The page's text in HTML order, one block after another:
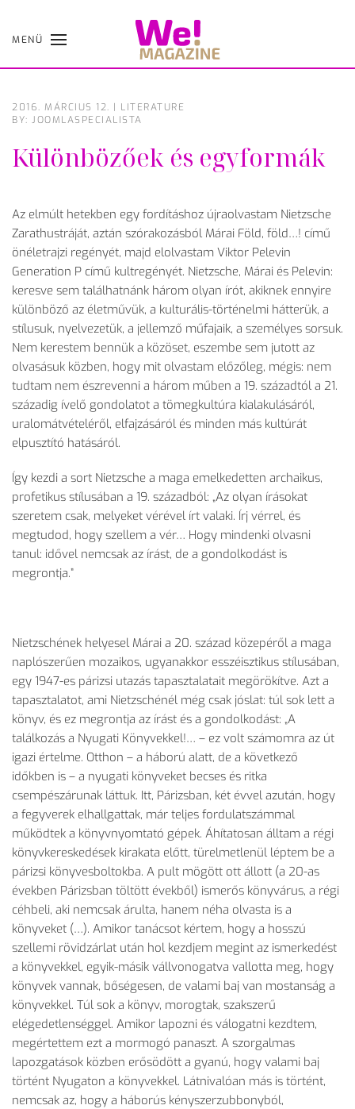
Skip
MENÜ
2016. MÁRCIUS 12. | LITERATURE
BY: JOOMLASPECIALISTA
Különbözőek és egyformák
Az elmúlt hetekben egy fordításhoz újraolvastam Nietzsche
Zarathustráját, aztán szórakozásból Márai Föld, föld…! című
önéletrajzi regényét, majd elolvastam Viktor Pelevin
Generation P című kultregényét. Nietzsche, Márai és Pelevin:
keresve sem találhatnánk három olyan írót, akiknek ennyire
különböző az életművük, a kulturális-történelmi hátterük, a
stílusuk, nyelvezetük, a jellemző műfajaik, a személyes sorsuk.
Nem kerestem bennük a közöset, eszembe sem jutott az
olvasásuk közben, hogy mit olvastam előzőleg, mégis: nem
tudtam nem észrevenni a három műben a 19. századtól a 21.
századig ívelő gondolatot a tömegkultúra kialakulásáról,
uralomátvételéről, elfajzásáról és minden más kultúrát
elpusztító hatásáról.
Így kezdi a sort Nietzsche a maga emelkedetten archaikus,
profetikus stílusában a 19. századból: „Az olyan írásokat
szeretem csak, melyeket vérével írt valaki. Írj vérrel, és
megtudod, hogy szellem a vér… Hogy mindenki olvasni
tanul: idővel nemcsak az írást, de a gondolkodást is
megrontja.”
Nietzschének helyesel Márai a 20. század közepéről a maga
naplószerűen mozaikos, ugyanakkor esszéisztikus stílusában,
egy 1947-es párizsi utazás tapasztalatait megörökítve. Azt a
tapasztalatot, ami Nietzschénél még csak jóslat: túl sok lett a
könyv, és ez megrontja az írást és a gondolkodást: „A
találkozás a Nyugati Könyvekkel!… – ez volt számomra az út
igazi értelme. Otthon – a háború alatt, de a következő
időkben is – a nyugati könyveket becses és ritka
csempészárunak láttuk. Itt, Párizsban, két évvel azután, hogy
a fegyverek elhallgattak, már teljes fordulatszámmal
működtek a könyvnyomtató gépek. Áhítatosan álltam a régi
könyvkereskedések kirakata előtt, türelmetlenül léptem be a
párizsi könyvesboltokba. A pult mögött ott állott (a 20-as
években Párizsban töltött évekből) ismerős könyvárus, a régi
céhbeli, aki nemcsak árulta, hanem néha olvasta is a
könyveket (…). Amikor tanácsot kértem, hogy a hosszú
szellemi rövidzárlat után hol kezdjem megint az ismerkedést
a könyvekkel, egyik-másik vállvonogatva vallotta meg, hogy
könyvek vannak, bőségesen, de valami baj van mostanság a
könyvekkel. Túl sok a könyv, morogtak, szakszerű
elégedetlenséggel. Amikor lapozni és válogatni kezdtem,
megértettem ezt a mormogó panaszt. A szorgalmas
lapozgatások közben erősödött a gyanú, hogy valami baj
történt Nyugaton a könyvekkel. Látnivalóan más is történt,
nemcsak az, hogy a háborús kényszerzubbonyból,